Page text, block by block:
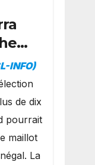
INFO)
de dix
pourrait
maillot
La